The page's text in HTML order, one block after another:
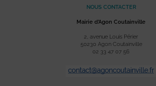
NOUS CONTACTER
Mairie d’Agon Coutainville
2, avenue Louis Périer
50230 Agon Coutainville
02 33 47 07 56